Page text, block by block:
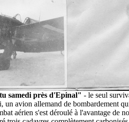
samedi près d'Epinal" - le seul
un avion allemand de bombardement
aérien s'est déroulé à l'avantage de